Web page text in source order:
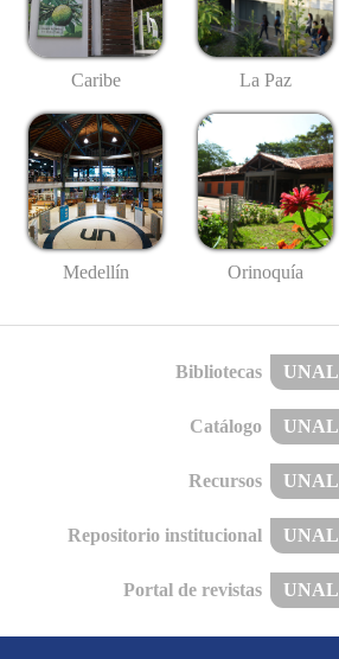
Caribe La Paz
Medellín Orinoquía
Bibliotecas UNAL
Catálogo UNAL
Recursos UNAL
Repositorio institucional UNAL
Portal de revistas UNAL